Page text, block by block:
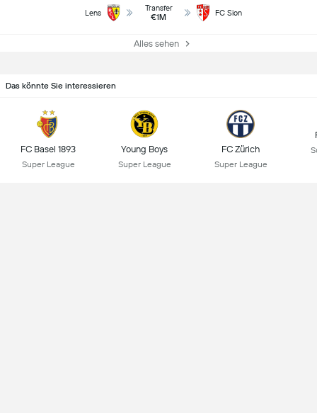
Lens
Transfer
€1M
FC Sion
Alles sehen
Das könnte Sie interessieren
FC Basel 1893
Super League
Young Boys
Super League
FC Zürich
Super League